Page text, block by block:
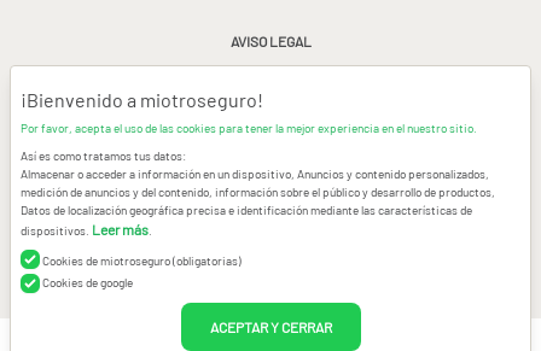
AVISO LEGAL
CONDICIONES GENERALES DE USO
CONTACTAR
© Copyright miotroseguro.com 2026. Todos los derechos reservados
Images designed byFreepik
¡Bienvenido a miotroseguro!
Por favor, acepta el uso de las cookies para tener la mejor experiencia en el nuestro sitio.
Así es como tratamos tus datos:
Almacenar o acceder a información en un dispositivo, Anuncios y contenido personalizados,
medición de anuncios y del contenido, información sobre el público y desarrollo de productos,
Datos de localización geográfica precisa e identificación mediante las características de
dispositivos. Leer más
Cookies de miotroseguro (obligatorias)
Cookies de google
ACEPTAR Y CERRAR